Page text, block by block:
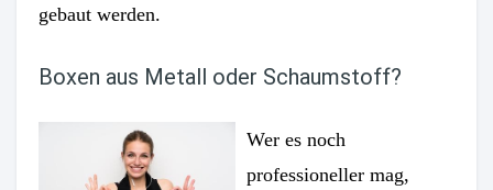
gebaut werden.
Boxen aus Metall oder Schaumstoff?
Wer es noch
professioneller mag,